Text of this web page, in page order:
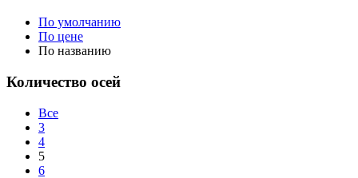
По умолчанию
По цене
По названию
Количество осей
Все
3
4
5
6